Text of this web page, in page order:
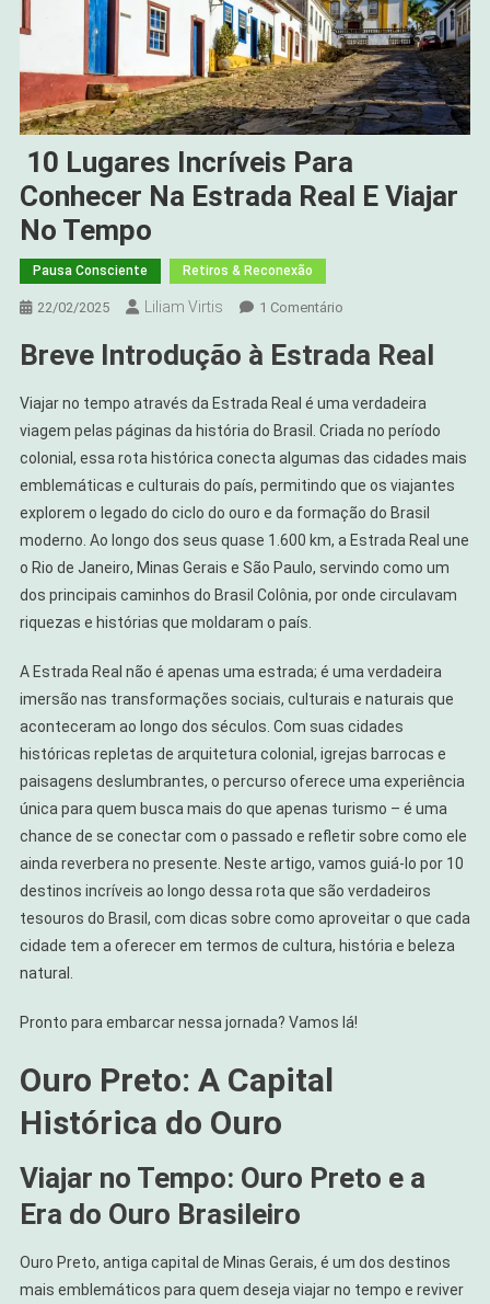
10 Lugares Incríveis Para
Conhecer Na Estrada Real E Viajar
No Tempo
Pausa Consciente Retiros & Reconexão
22/02/2025 Liliam Virtis 1 ComentárioEm
Lugares
Para
Conhecer
Na
Estrada
Real
Viajar
Breve Introdução à Estrada Real
Viajar no tempo através da Estrada Real é uma verdadeira
viagem pelas páginas da história do Brasil. Criada no período
colonial, essa rota histórica conecta algumas das cidades mais
emblemáticas e culturais do país, permitindo que os viajantes
explorem o legado do ciclo do ouro e da formação do Brasil
moderno. Ao longo dos seus quase 1.600 km, a Estrada Real une
o Rio de Janeiro, Minas Gerais e São Paulo, servindo como um
dos principais caminhos do Brasil Colônia, por onde circulavam
riquezas e histórias que moldaram o país.
A Estrada Real não é apenas uma estrada; é uma verdadeira
imersão nas transformações sociais, culturais e naturais que
aconteceram ao longo dos séculos. Com suas cidades
históricas repletas de arquitetura colonial, igrejas barrocas e
paisagens deslumbrantes, o percurso oferece uma experiência
única para quem busca mais do que apenas turismo – é uma
chance de se conectar com o passado e refletir sobre como ele
ainda reverbera no presente. Neste artigo, vamos guiá-lo por 10
destinos incríveis ao longo dessa rota que são verdadeiros
tesouros do Brasil, com dicas sobre como aproveitar o que cada
cidade tem a oferecer em termos de cultura, história e beleza
natural.
Pronto para embarcar nessa jornada? Vamos lá!
Ouro Preto: A Capital
Histórica do Ouro
Viajar no Tempo: Ouro Preto e a
Era do Ouro Brasileiro
Ouro Preto, antiga capital de Minas Gerais, é um dos destinos
mais emblemáticos para quem deseja viajar no tempo e reviver